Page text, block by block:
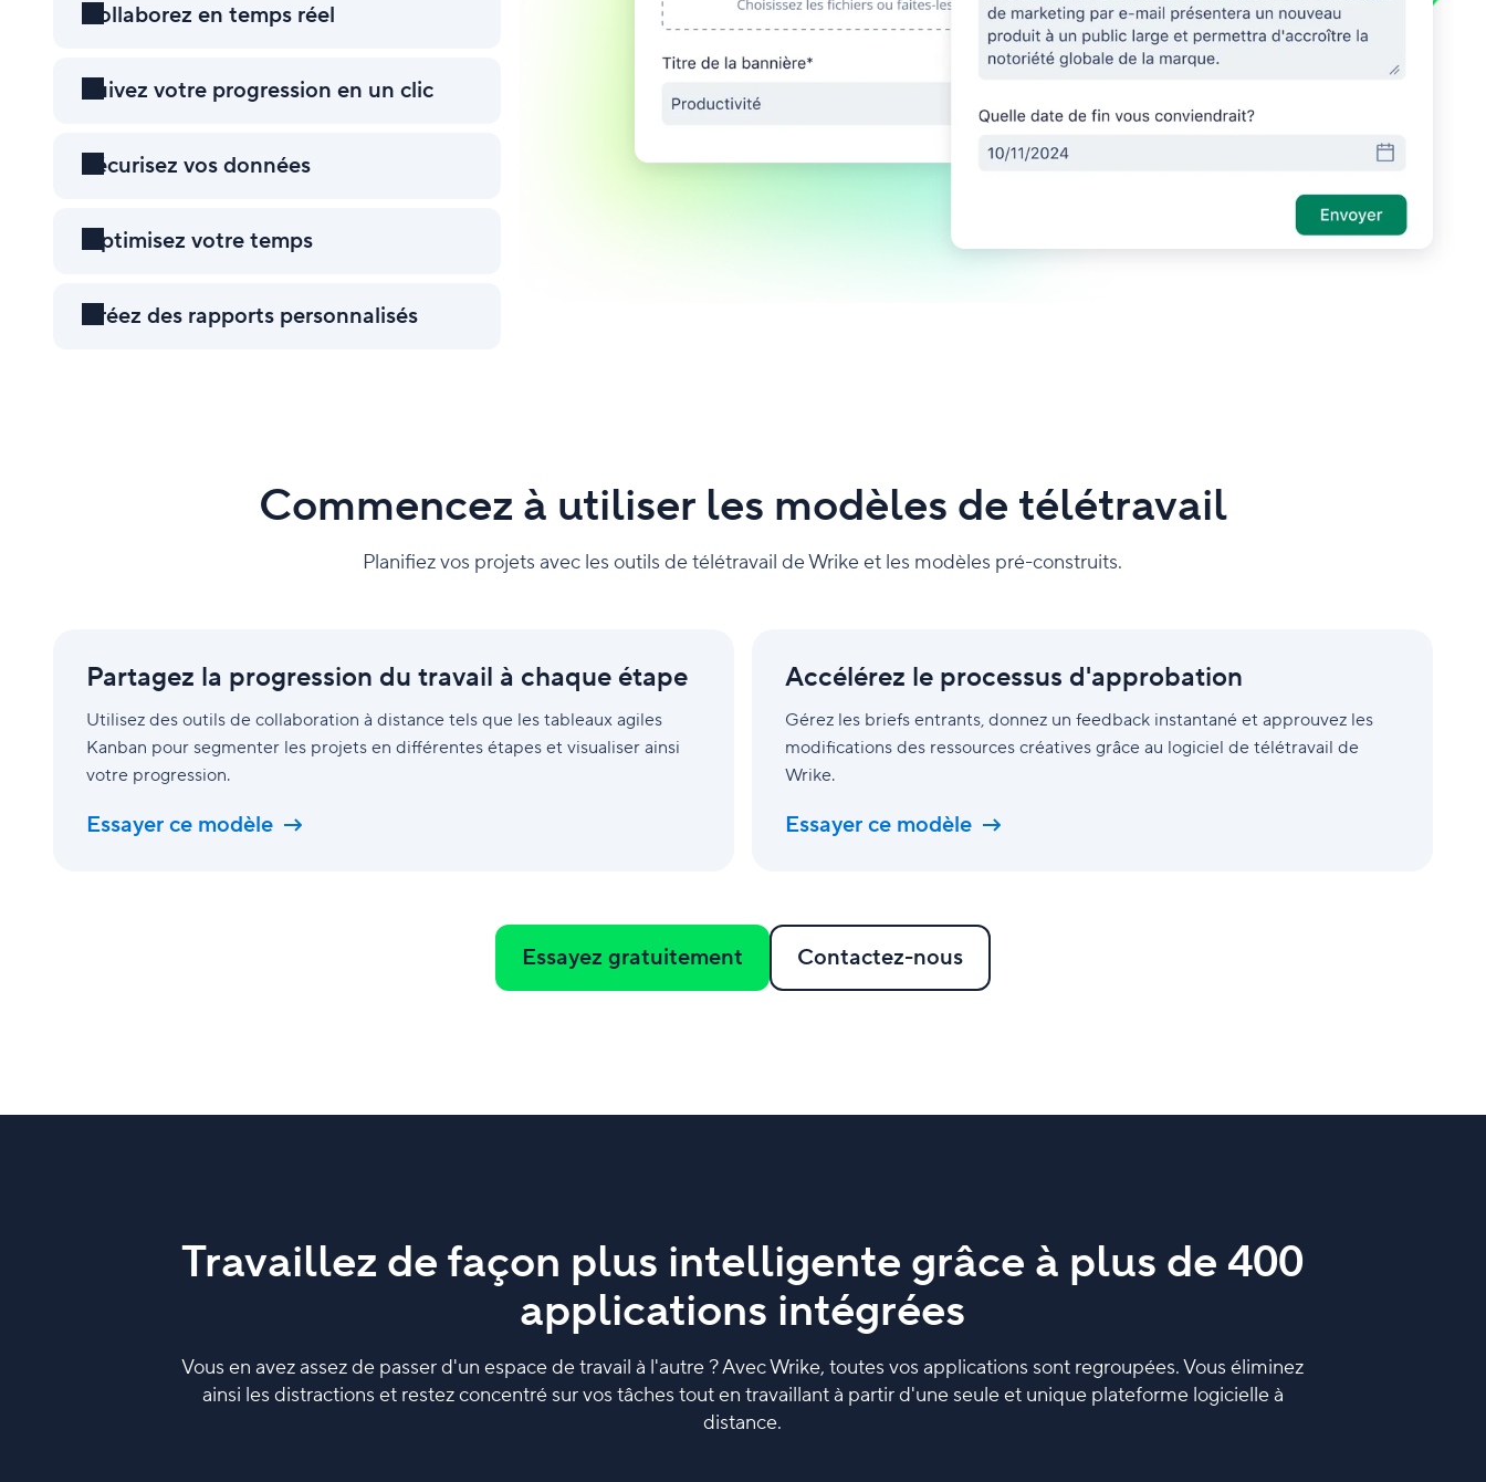
Collaborez en temps réel
Suivez votre progression en un clic
Sécurisez vos données
Optimisez votre temps
Créez des rapports personnalisés
Commencez à utiliser les modèles de télétravail
Planifiez vos projets avec les outils de télétravail de Wrike et les modèles pré-construits.
Partagez la progression du travail à chaque étape
Utilisez des outils de collaboration à distance tels que les tableaux agiles
Kanban pour segmenter les projets en différentes étapes et visualiser ainsi
votre progression.
Essayer ce modèle
progression
travail
chaque
Accélérez le processus d'approbation
Gérez les briefs entrants, donnez un feedback instantané et approuvez les
modifications des ressources créatives grâce au logiciel de télétravail de
Wrike.
Essayer ce modèle
processus
d'approbation
Essayez gratuitement Contactez-nous
Travaillez de façon plus intelligente grâce à plus de 400
applications intégrées
Vous en avez assez de passer d'un espace de travail à l'autre ? Avec Wrike, toutes vos applications sont regroupées. Vous éliminez
ainsi les distractions et restez concentré sur vos tâches tout en travaillant à partir d'une seule et unique plateforme logicielle à
distance.